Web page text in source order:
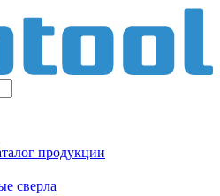
продукции
сверла